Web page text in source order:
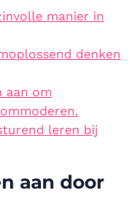
manier in
denken
aan om
leren bij
aan door